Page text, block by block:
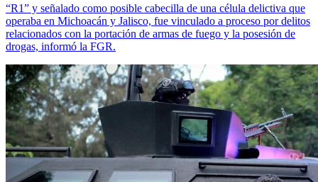
“R1” y señalado como posible cabecilla de una célula delictiva que
operaba en Michoacán y Jalisco, fue vinculado a proceso por delitos
relacionados con la portación de armas de fuego y la posesión de
drogas, informó la FGR.